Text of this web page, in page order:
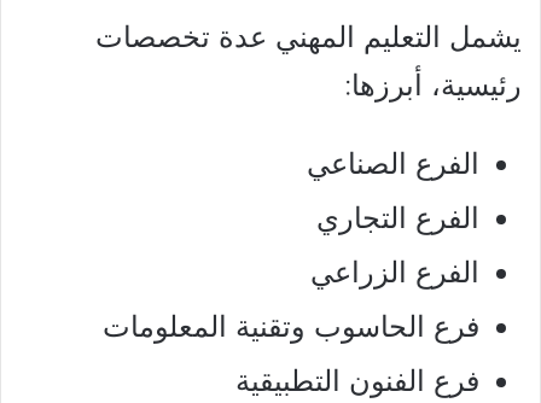
يشمل التعليم المهني عدة تخصصات
رئيسية، أبرزها:
الفرع الصناعي
الفرع التجاري
الفرع الزراعي
فرع الحاسوب وتقنية المعلومات
فرع الفنون التطبيقية